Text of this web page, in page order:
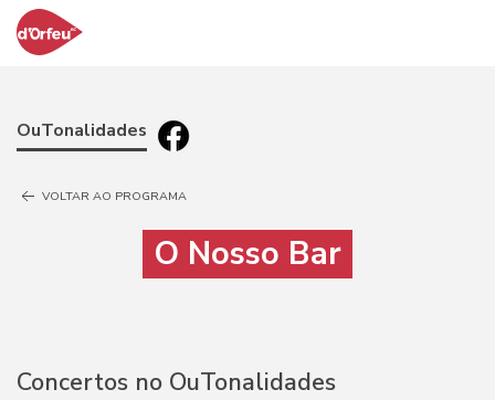
OuTonalidades
VOLTAR AO PROGRAMA
O Nosso Bar
Concertos no OuTonalidades